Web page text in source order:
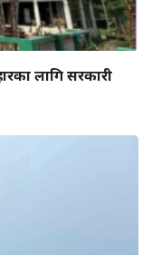
लागि सरकारी